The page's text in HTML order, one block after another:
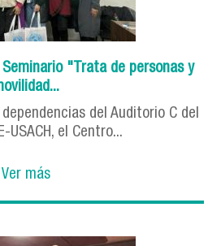
Seminario "Trata de personas y
del Auditorio C del
USACH, el Centro...
Ver más